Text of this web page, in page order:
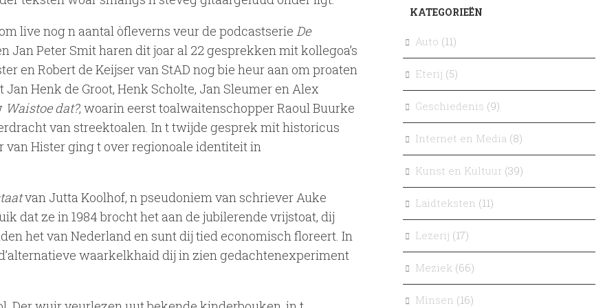
live nog n aantal òfleverns veur de podcastserie De
Jan Peter Smit haren dit joar al 22 gesprekken mit kollegoa’s
en Robert de Keijser van StAD nog bie heur aan om proaten
Henk de Groot, Henk Scholte, Jan Sleumer en Alex
Waistoe dat?, woarin eerst toalwaitenschopper Raoul Buurke
van streektoalen. In t twijde gesprek mit historicus
Hister ging t over regionoale identiteit in
van Jutta Koolhof, n pseudoniem van schriever Auke
dat ze in 1984 brocht het aan de jubilerende vrijstoat, dij
het van Nederland en sunt dij tied economisch floreert. In
waarkelkhaid dij in zien gedachtenexperiment
KATEGORIEËN
Auto (11)
Eterij (5)
Geschiedenis (9)
Internet en Media (8)
Kunst en Kultuur (39)
Laidteksten (11)
Lezerij (17)
Meziek (66)
Mìnsen (16)